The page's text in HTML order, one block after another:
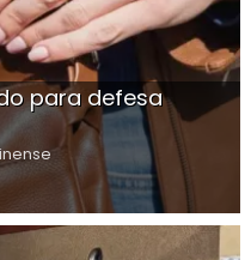
para defesa